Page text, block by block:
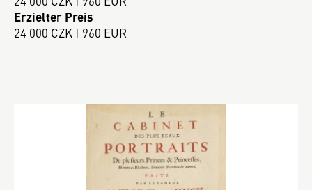
Erzielter Preis
24 000 CZK | 960 EUR